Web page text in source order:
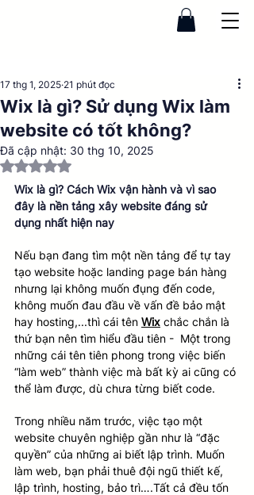
Wix là gì? Sử dụng Wix làm
website có tốt không?
17 thg 1, 2025 21 phút đọc
Đã cập nhật: 30 thg 10, 2025
Đã xếp hạng NaN/5 sao.
Wix là gì? Cách Wix vận hành và vì sao
đây là nền tảng xây website đáng sử
dụng nhất hiện nay
Nếu bạn đang tìm một nền tảng để tự tay
tạo website hoặc landing page bán hàng
nhưng lại không muốn đụng đến code,
không muốn đau đầu về vấn đề bảo mật
hay hosting,...thì cái tên Wix chắc chắn là
thứ bạn nên tìm hiểu đầu tiên -  Một trong
những cái tên tiên phong trong việc biến
“làm web” thành việc mà bất kỳ ai cũng có
thể làm được, dù chưa từng biết code.
Trong nhiều năm trước, việc tạo một
website chuyên nghiệp gần như là “đặc
quyền” của những ai biết lập trình. Muốn
làm web, bạn phải thuê đội ngũ thiết kế,
lập trình, hosting, bảo trì….Tất cả đều tốn